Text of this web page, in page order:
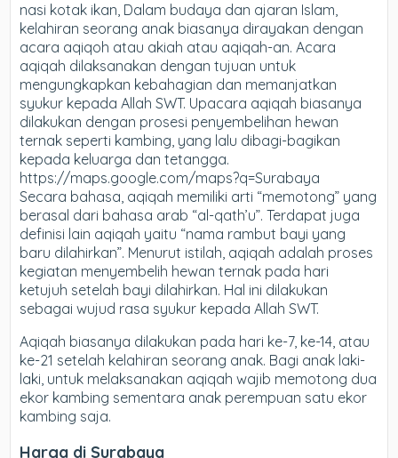
nasi kotak ikan, Dalam budaya dan ajaran Islam,
kelahiran seorang anak biasanya dirayakan dengan
acara aqiqoh atau akiah atau aqiqah-an. Acara
aqiqah dilaksanakan dengan tujuan untuk
mengungkapkan kebahagian dan memanjatkan
syukur kepada Allah SWT. Upacara aqiqah biasanya
dilakukan dengan prosesi penyembelihan hewan
ternak seperti kambing, yang lalu dibagi-bagikan
kepada keluarga dan tetangga.
https://maps.google.com/maps?q=Surabaya
Secara bahasa, aqiqah memiliki arti “memotong” yang
berasal dari bahasa arab “al-qath’u”. Terdapat juga
definisi lain aqiqah yaitu “nama rambut bayi yang
baru dilahirkan”. Menurut istilah, aqiqah adalah proses
kegiatan menyembelih hewan ternak pada hari
ketujuh setelah bayi dilahirkan. Hal ini dilakukan
sebagai wujud rasa syukur kepada Allah SWT.
Aqiqah biasanya dilakukan pada hari ke-7, ke-14, atau
ke-21 setelah kelahiran seorang anak. Bagi anak laki-
laki, untuk melaksanakan aqiqah wajib memotong dua
ekor kambing sementara anak perempuan satu ekor
kambing saja.
Harga di Surabaya